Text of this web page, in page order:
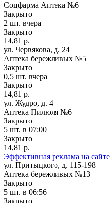
Соцфарма Аптека №6
Закрыто
2 шт. вчера
Закрыто
14,81 р.
ул. Червякова, д. 24
Аптека бережливых №5
Закрыто
0,5 шт. вчера
Закрыто
14,81 р.
ул. Жудро, д. 4
Аптека Пилюля №6
Закрыто
5 шт. в 07:00
Закрыто
14,81 р.
Эффективная реклама на сайте
ул. Притыцкого, д. 115-198
Аптека бережливых №13
Закрыто
5 шт. в 06:56
Закрыто